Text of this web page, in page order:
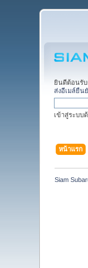
ยินดีต้อนรั
ส่งอีเมล์ยืน
เข้าสู่ระบบ
หน้าแรก
Siam